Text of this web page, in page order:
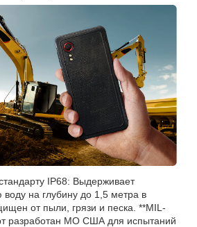
IP68: Выдерживает
на глубину до 1,5 метра в
от пыли, грязи и песка. **MIL-
разработан МО США для испытаний